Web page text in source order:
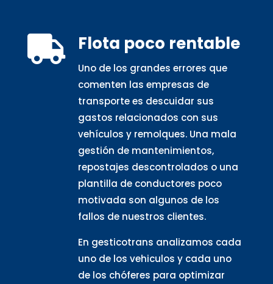
 Flota poco rentable
Uno de los grandes errores que
comenten las empresas de
transporte es descuidar sus
gastos relacionados con sus
vehículos y remolques. Una mala
gestión de mantenimientos,
repostajes descontrolados o una
plantilla de conductores poco
motivada son algunos de los
fallos de nuestros clientes.
En gesticotrans analizamos cada
uno de los vehiculos y cada uno
de los chóferes para optimizar